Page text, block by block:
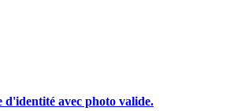
d'identité avec photo valide.